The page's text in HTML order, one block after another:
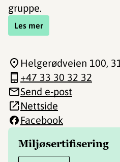
gruppe.
Les mer
Helgerødveien 100,
+47 33 30 32 32
Send e-post
Nettside
Facebook
Miljøsertifisering